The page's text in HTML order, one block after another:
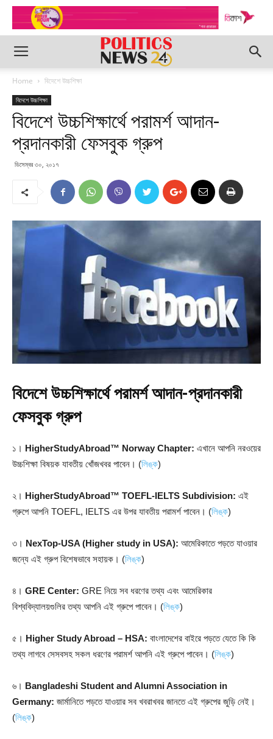
Home বিদেশে উচ্চশিক্ষা
বিদেশে উচ্চশিক্ষা
বিদেশে উচ্চশিক্ষার্থে পরামর্শ আদান-
প্রদানকারী ফেসবুক গ্রুপ
ডিসেম্বর ৩০, ২০১৭
বিদেশে উচ্চশিক্ষার্থে পরামর্শ আদান-প্রদানকারী
ফেসবুক গ্রুপ
১। HigherStudyAbroad™ Norway Chapter: এখানে আপনি নরওয়ের
উচ্চশিক্ষা বিষয়ক যাবতীয় খোঁজখবর পাবেন। (লিঙ্ক)
২। HigherStudyAbroad™ TOEFL-IELTS Subdivision: এই
গ্রুপে আপনি TOEFL, IELTS এর উপর যাবতীয় পরামর্শ পাবেন। (লিঙ্ক)
৩। NexTop-USA (Higher study in USA): আমেরিকাতে পড়তে যাওয়ার
জন্যে এই গ্রুপ বিশেষভাবে সহায়ক। (লিঙ্ক)
৪। GRE Center: GRE নিয়ে সব ধরণের তথ্য এবং আমেরিকার
বিশ্ববিদ্যালয়গুলির তথ্য আপনি এই গ্রুপে পাবেন। (লিঙ্ক)
৫। Higher Study Abroad – HSA: বাংলাদেশের বাইরে পড়তে যেতে কি কি
তথ্য লাগবে সেসবসহ সকল ধরণের পরামর্শ আপনি এই গ্রুপে পাবেন। (লিঙ্ক)
৬। Bangladeshi Student and Alumni Association in
Germany: জার্মানিতে পড়তে যাওয়ার সব খবরাখবর জানতে এই গ্রুপের জুড়ি নেই।
(লিঙ্ক)